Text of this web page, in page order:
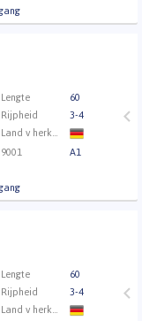
Lengte
60
Rijpheid
3-4
9001
A1
loggen.
Lengte
60
Rijpheid
3-4
loggen.